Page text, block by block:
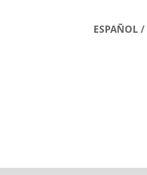
ESPAÑOL/